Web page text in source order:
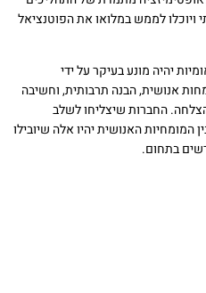
ויוכלו לממש במלואו את הפוטנציאל
יהיה מונע בעיקר על ידי
אנושית, הבנה תרבותית, וחשיבה
החברות שיצליחו לשלב
המומחיות האנושית יהיו אלה שיובילו
בתחום.